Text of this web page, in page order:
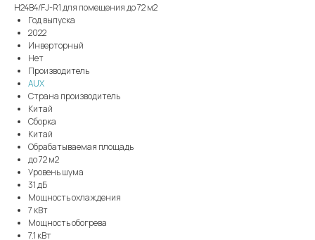
H24B4/FJ-R1 для помещения до 72 м2
Год выпуска
2022
Инверторный
Нет
Производитель
AUX
Страна производитель
Китай
Сборка
Китай
Обрабатываемая площадь
до 72 м2
Уровень шума
31 дБ
Мощность охлаждения
7 кВт
Мощность обогрева
7.1 кВт